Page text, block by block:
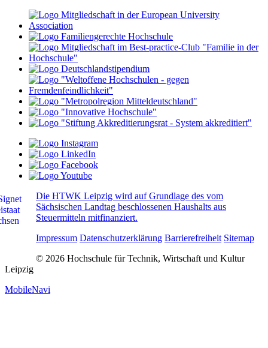
Die HTWK Leipzig wird auf Grundlage des vom
Sächsischen Landtag beschlossenen Haushalts aus
Steuermitteln mitfinanziert.
Impressum Datenschutzerklärung Barrierefreiheit Sitemap
© 2026 Hochschule für Technik, Wirtschaft und Kultur
Leipzig
MobileNavi